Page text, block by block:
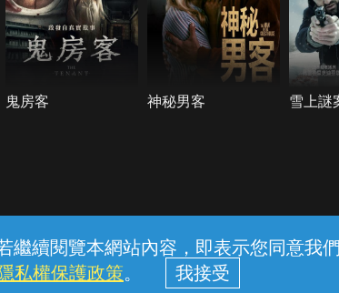
續閱覽本網站內容，即表示您同意我
私權保護政策。
鬼房客 神秘男客 雪上謎
服務條款 隱私權保護
司 (統一編號：96979949) © 2026